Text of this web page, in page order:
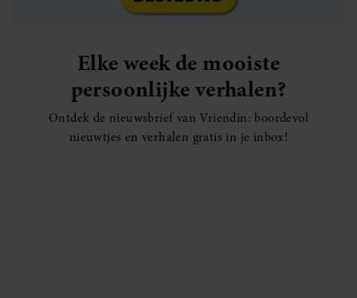
Elke week de mooiste
persoonlijke verhalen?
Ontdek de nieuwsbrief van Vriendin: boordevol
nieuwtjes en verhalen gratis in je inbox!